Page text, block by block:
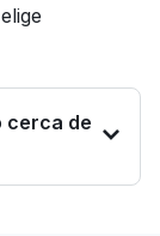
cerca de